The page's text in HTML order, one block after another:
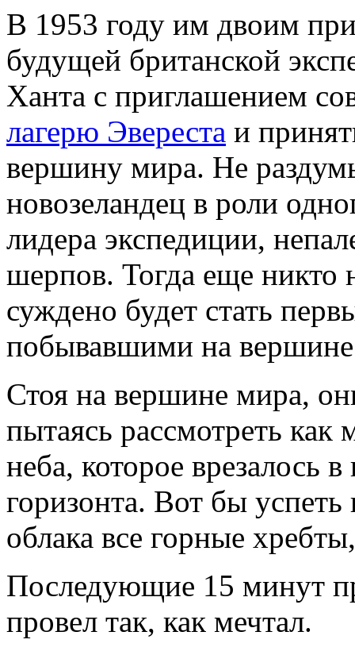
В 1953 году им двоим
будущей британской
Ханта с приглашением
лагерю Эвереста и
вершину мира. Не
новозеландец в роли
лидера экспедиции,
шерпов. Тогда еще никто
суждено будет стать
побывавшими на вершине
Стоя на вершине мира,
пытаясь рассмотреть
неба, которое врезалось
горизонта. Вот бы
облака все горные
Последующие 15 минут
провел так, как мечтал.